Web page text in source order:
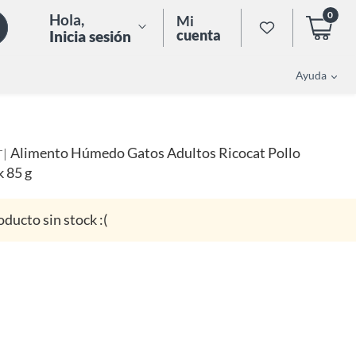
Hola,
Inicia sesión
Mi
cuenta
0
Ayuda
| Alimento Húmedo Gatos Adultos Ricocat Pollo
85 g
sin stock :(